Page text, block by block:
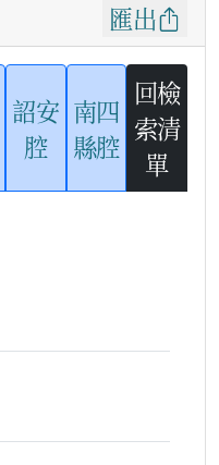
匯出
詔安
腔
南四
縣腔
回檢
索清
單